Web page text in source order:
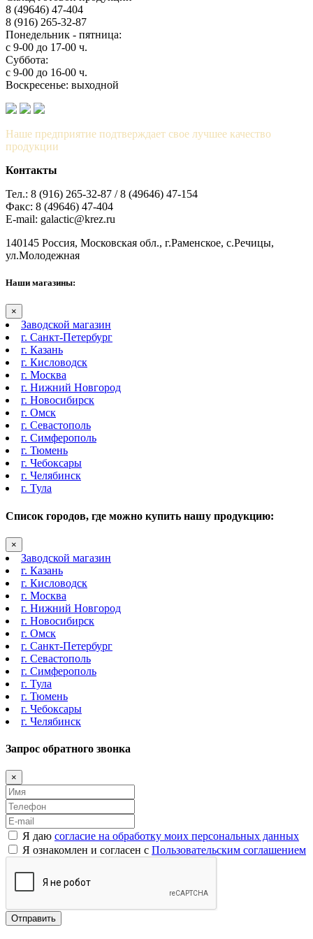
8 (49646) 47-404
8 (916) 265-32-87
Понедельник - пятница:
с 9-00 до 17-00 ч.
Суббота:
с 9-00 до 16-00 ч.
Воскресенье: выходной
Наше предприятие подтверждает свое лучшее качество
продукции
Контакты
Тел.: 8 (916) 265-32-87 / 8 (49646) 47-154
Факс: 8 (49646) 47-404
E-mail: galactic@krez.ru
140145 Россия, Московская обл., г.Раменское, с.Речицы,
ул.Молодежная
Наши магазины:
×
Заводской магазин
г. Санкт-Петербург
г. Казань
г. Кисловодск
г. Москва
г. Нижний Новгород
г. Новосибирск
г. Омск
г. Севастополь
г. Симферополь
г. Тюмень
г. Чебоксары
г. Челябинск
г. Тула
Список городов, где можно купить нашу продукцию:
×
Заводской магазин
г. Казань
г. Кисловодск
г. Москва
г. Нижний Новгород
г. Новосибирск
г. Омск
г. Санкт-Петербург
г. Севастополь
г. Симферополь
г. Тула
г. Тюмень
г. Чебоксары
г. Челябинск
Запрос обратного звонка
×
Я даю согласие на обработку моих персональных данных
Я ознакомлен и согласен с Пользовательским соглашением
Отправить